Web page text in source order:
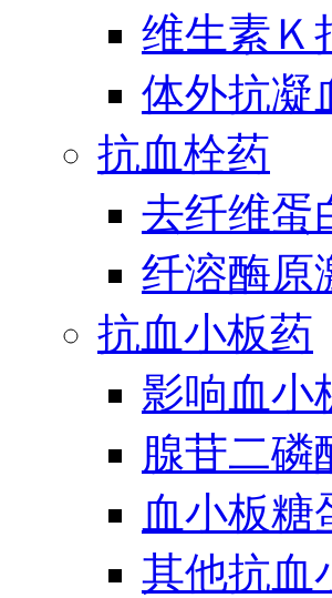
维生素Ｋ
体外抗凝
抗血栓药
去纤维蛋
纤溶酶原
抗血小板药
影响血小
腺苷二磷
血小板糖
其他抗血